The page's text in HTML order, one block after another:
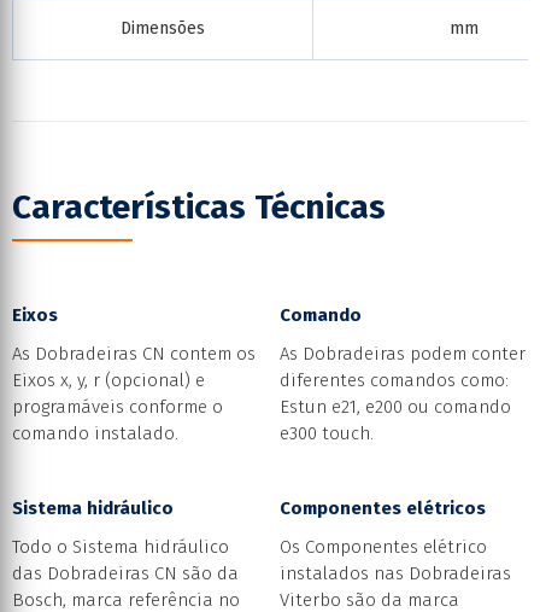
Dimensões mm
Características Técnicas
Eixos
As Dobradeiras CN contem os
Eixos x, y, r (opcional) e
programáveis conforme o
comando instalado.
Comando
As Dobradeiras podem conter
diferentes comandos como:
Estun e21, e200 ou comando
e300 touch.
Sistema hidráulico
Todo o Sistema hidráulico
das Dobradeiras CN são da
Bosch, marca referência no
Componentes elétricos
Os Componentes elétrico
instalados nas Dobradeiras
Viterbo são da marca